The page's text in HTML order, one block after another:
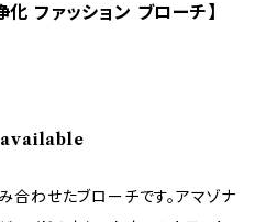
ファッション ブローチ】
わせたブローチです。アマゾナ